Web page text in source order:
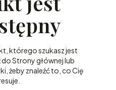
którego szukasz jest
Strony głównej lub
żeby znaleźć to, co Cię